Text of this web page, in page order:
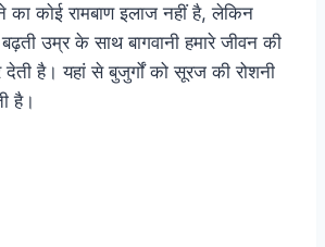
का काेई रामबाण इलाज नहीं है, लेकिन
बढ़ती उम्र के साथ बागवानी हमारे जीवन की
देती है। यहां से बुजुर्गों को सूरज की रोशनी
है।